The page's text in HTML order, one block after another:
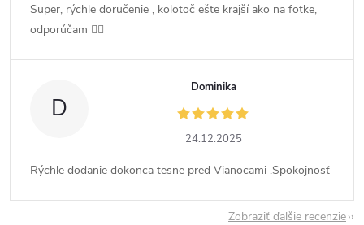
Super, rýchle doručenie , kolotoč ešte krajší ako na fotke,
odporúčam 👍🏻
D
Dominika
24.12.2025
Rýchle dodanie dokonca tesne pred Vianocami .Spokojnosť
Zobraziť ďalšie recenzie